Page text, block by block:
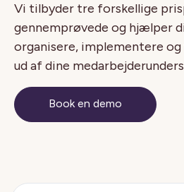
Vi tilbyder tre forskellige
gennemprøvede og hjælper
organisere, implementere
ud af dine
Book en demo